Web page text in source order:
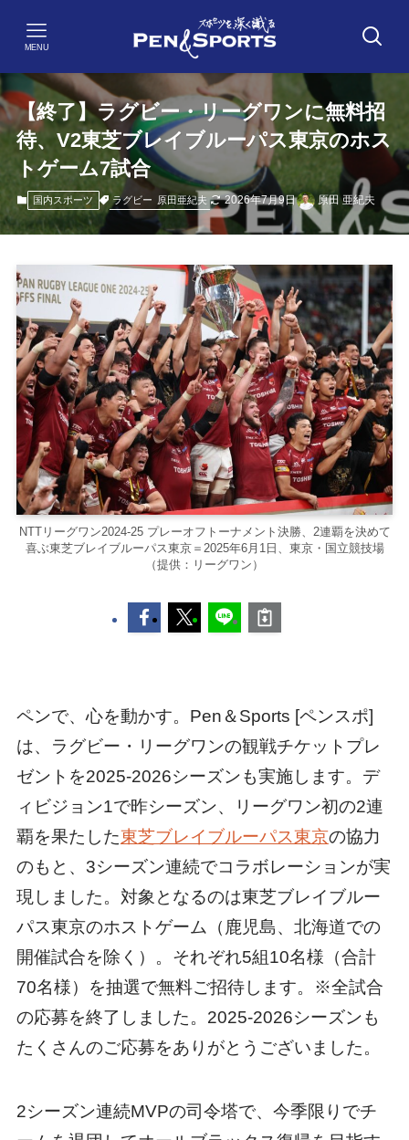
MENU
【終了】ラグビー・リーグワンに無料招
待、V2東芝ブレイブルーパス東京のホス
トゲーム7試合
国内スポーツ ラグビー 原田亜紀夫 2026年7月9日 原田 亜紀夫
NTTリーグワン2024-25 プレーオフトーナメント決勝、2連覇を決めて
喜ぶ東芝ブレイブルーパス東京＝2025年6月1日、東京・国立競技場
（提供：リーグワン）
ペンで、心を動かす。Pen＆Sports [ペンスポ]
は、ラグビー・リーグワンの観戦チケットプレ
ゼントを2025-2026シーズンも実施します。デ
ィビジョン1で昨シーズン、リーグワン初の2連
覇を果たした東芝ブレイブルーパス東京の協力
のもと、3シーズン連続でコラボレーションが実
現しました。対象となるのは東芝ブレイブルー
パス東京のホストゲーム（鹿児島、北海道での
開催試合を除く）。それぞれ5組10名様（合計
70名様）を抽選で無料ご招待します。※全試合
の応募を終了しました。2025-2026シーズンも
たくさんのご応募をありがとうございました。
2シーズン連続MVPの司令塔で、今季限りでチ